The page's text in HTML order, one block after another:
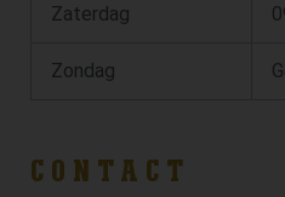
Zaterdag
Zondag
CONTACT